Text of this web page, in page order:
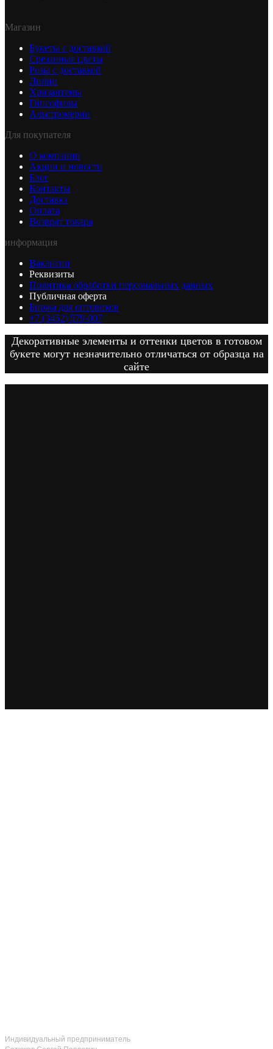
Магазин
Букеты с доставкой
Срезанные цветы
Розы с доставкой
Лилии
Хризантемы
Гипсофилы
Альстромерии
Для покупателя
О компании
Акции и новости
Блог
Контакты
Доставка
Оплата
Возврат товара
информация
Вакансии
Реквизиты
Политика обработки персональных данных
Публичная оферта
Биржа для оптовиков
+7 (3452) 579-007
Декоративные элементы и оттенки цветов в готовом
букете могут незначительно отличаться от образца на
сайте
Индивидуальный предприниматель